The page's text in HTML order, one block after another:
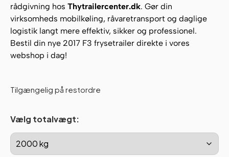
rådgivning hos Thytrailercenter.dk. Gør din
virksomheds mobilkøling, råvaretransport og daglige
logistik langt mere effektiv, sikker og professionel.
Bestil din nye 2017 F3 frysetrailer direkte i vores
webshop i dag!
Tilgængelig på restordre
Vælg totalvægt: